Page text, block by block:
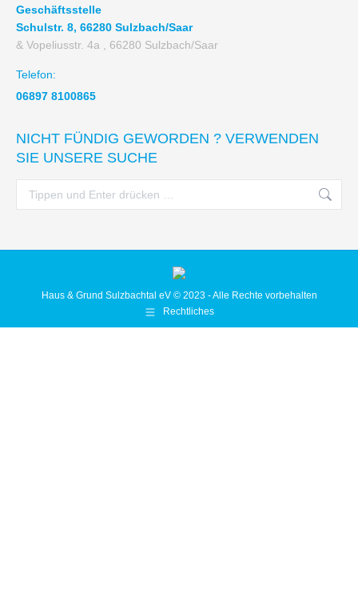
Geschäftsstelle
Schulstr. 8, 66280 Sulzbach/Saar
& Vopeliusstr. 4a , 66280 Sulzbach/Saar
Telefon:
06897 8100865
NICHT FÜNDIG GEWORDEN ? VERWENDEN
SIE UNSERE SUCHE
Search:
Haus & Grund Sulzbachtal eV © 2023 - Alle Rechte vorbehalten
Rechtliches